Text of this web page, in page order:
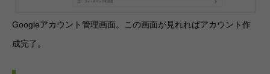
Googleアカウント管理画面。この画面が見れればアカウント作
成完了。